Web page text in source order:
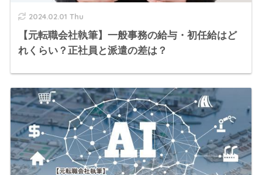
2024.02.01 Thu
【元転職会社執筆】一般事務の給与・初任給はど
れくらい？正社員と派遣の差は？